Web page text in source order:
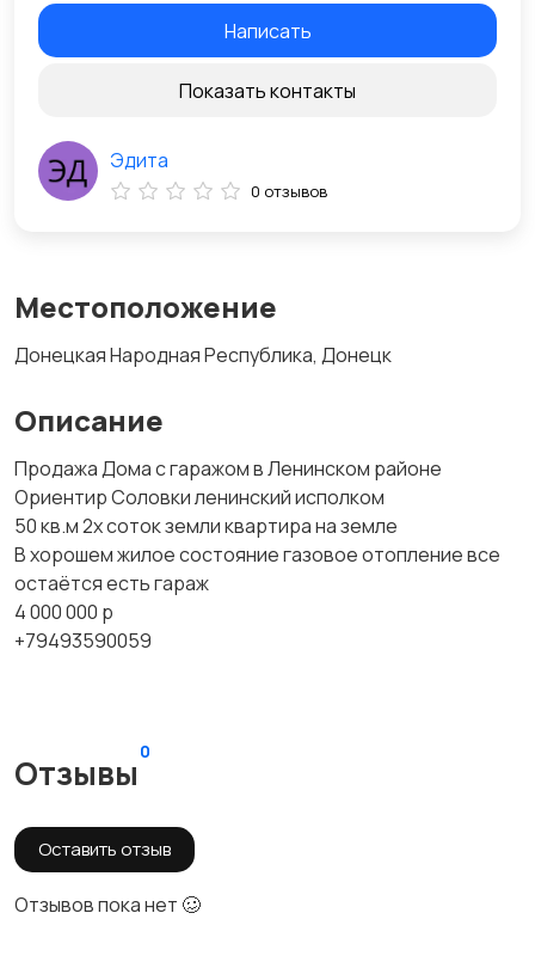
Местоположение
Донецкая Народная Республика, Донецк
Описание
Продажа Дома с гаражом в Ленинском районе
Ориентир Соловки ленинский исполком
50 кв.м 2х соток земли квартира на земле
В хорошем жилое состояние газовое отопление все
остаётся есть гараж
4 000 000 р
+79493590059
Отзывы
0
Оставить отзыв
Отзывов пока нет 🥴
Написать
Показать контакты
Эдита
0 отзывов